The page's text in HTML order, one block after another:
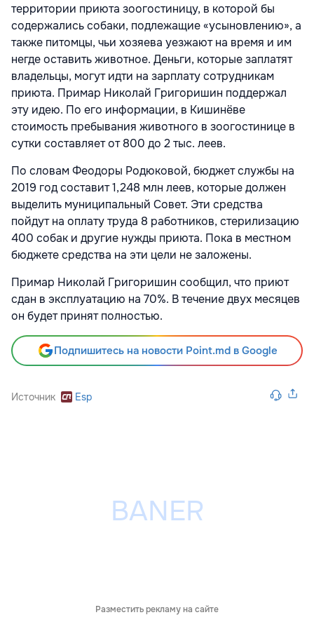
территории приюта зоогостиницу, в которой бы
содержались собаки, подлежащие «усыновлению», а
также питомцы, чьи хозяева уезжают на время и им
негде оставить животное. Деньги, которые заплатят
владельцы, могут идти на зарплату сотрудникам
приюта. Примар Николай Григоришин поддержал
эту идею. По его информации, в Кишинёве
стоимость пребывания животного в зоогостинице в
сутки составляет от 800 до 2 тыс. леев.
По словам Феодоры Родюковой, бюджет cлужбы на
2019 год составит 1,248 млн леев, которые должен
выделить муниципальный Совет. Эти средства
пойдут на оплату труда 8 работников, стерилизацию
400 собак и другие нужды приюта. Пока в местном
бюджете средства на эти цели не заложены.
Примар Николай Григоришин сообщил, что приют
сдан в эксплуатацию на 70%. В течение двух месяцев
он будет принят полностью.
Подпишитесь на новости Point.md в Google
Источник Esp
Разместить рекламу на сайте